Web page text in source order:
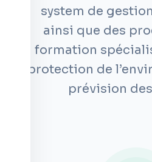
system de
ainsi que des
formation
protection de
prévision